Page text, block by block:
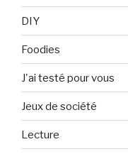
DIY
Foodies
J'ai testé pour vous
Jeux de société
Lecture